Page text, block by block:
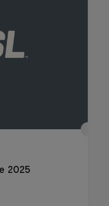
2025